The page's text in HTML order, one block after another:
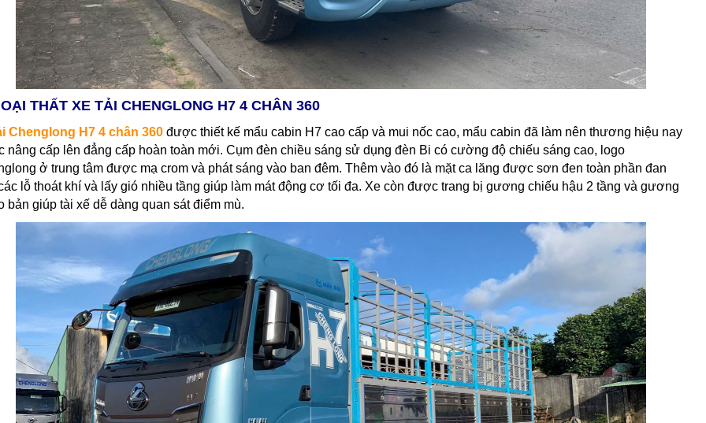
THẤT XE TẢI CHENGLONG H7 4 CHÂN 360
Chenglong H7 4 chân 360được thiết kế mẩu cabin H7 cao cấp và mui nốc cao, mẩu cabin đã làm nên thương hiệu nay
nâng cấp lên đẳng cấp hoàn toàn mới. Cụm đèn chiều sáng sử dụng đèn Bi có cường độ chiếu sáng cao, logo
ở trung tâm được mạ crom và phát sáng vào ban đêm. Thêm vào đó là mặt ca lăng được sơn đen toàn phần đan
lỗ thoát khí và lấy gió nhiều tầng giúp làm mát động cơ tối đa. Xe còn được trang bị gương chiếu hậu 2 tầng và gương
bản giúp tài xế dễ dàng quan sát điểm mù.